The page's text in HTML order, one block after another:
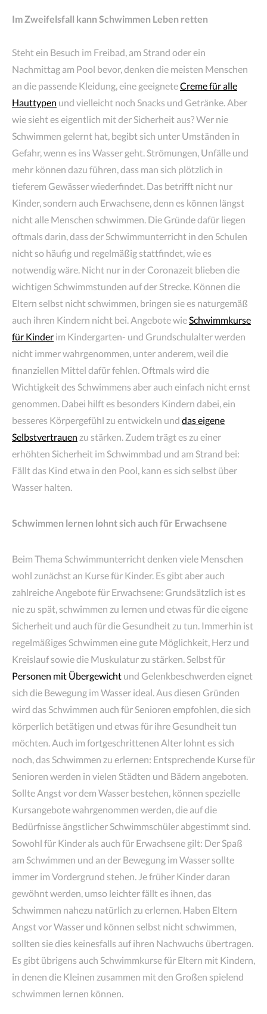
Im Zweifelsfall kann Schwimmen Leben retten
Steht ein Besuch im Freibad, am Strand oder ein
Nachmittag am Pool bevor, denken die meisten Menschen
an die passende Kleidung, eine geeigneteCreme für alle
Hauttypen und vielleicht noch Snacks und Getränke. Aber
wie sieht es eigentlich mit der Sicherheit aus? Wer nie
Schwimmen gelernt hat, begibt sich unter Umständen in
Gefahr, wenn es ins Wasser geht. Strömungen, Unfälle und
mehr können dazu führen, dass man sich plötzlich in
tieferem Gewässer wiederfindet. Das betrifft nicht nur
Kinder, sondern auch Erwachsene, denn es können längst
nicht alle Menschen schwimmen. Die Gründe dafür liegen
oftmals darin, dass der Schwimmunterricht in den Schulen
nicht so häufig und regelmäßig stattfindet, wie es
notwendig wäre. Nicht nur in der Coronazeit blieben die
wichtigen Schwimmstunden auf der Strecke. Können die
Eltern selbst nicht schwimmen, bringen sie es naturgemäß
auch ihren Kindern nicht bei. Angebote wieSchwimmkurse
für Kinder im Kindergarten- und Grundschulalter werden
nicht immer wahrgenommen, unter anderem, weil die
finanziellen Mittel dafür fehlen. Oftmals wird die
Wichtigkeit des Schwimmens aber auch einfach nicht ernst
genommen. Dabei hilft es besonders Kindern dabei, ein
besseres Körpergefühl zu entwickeln und das eigene
Selbstvertrauen zu stärken. Zudem trägt es zu einer
erhöhten Sicherheit im Schwimmbad und am Strand bei:
Fällt das Kind etwa in den Pool, kann es sich selbst über
Wasser halten.
Schwimmen lernen lohnt sich auch für Erwachsene
Beim Thema Schwimmunterricht denken viele Menschen
wohl zunächst an Kurse für Kinder. Es gibt aber auch
zahlreiche Angebote für Erwachsene: Grundsätzlich ist es
nie zu spät, schwimmen zu lernen und etwas für die eigene
Sicherheit und auch für die Gesundheit zu tun. Immerhin ist
regelmäßiges Schwimmen eine gute Möglichkeit, Herz und
Kreislauf sowie die Muskulatur zu stärken. Selbst für
Personen mit Übergewicht und Gelenkbeschwerden eignet
sich die Bewegung im Wasser ideal. Aus diesen Gründen
wird das Schwimmen auch für Senioren empfohlen, die sich
körperlich betätigen und etwas für ihre Gesundheit tun
möchten. Auch im fortgeschrittenen Alter lohnt es sich
noch, das Schwimmen zu erlernen: Entsprechende Kurse für
Senioren werden in vielen Städten und Bädern angeboten.
Sollte Angst vor dem Wasser bestehen, können spezielle
Kursangebote wahrgenommen werden, die auf die
Bedürfnisse ängstlicher Schwimmschüler abgestimmt sind.
Sowohl für Kinder als auch für Erwachsene gilt: Der Spaß
am Schwimmen und an der Bewegung im Wasser sollte
immer im Vordergrund stehen. Je früher Kinder daran
gewöhnt werden, umso leichter fällt es ihnen, das
Schwimmen nahezu natürlich zu erlernen. Haben Eltern
Angst vor Wasser und können selbst nicht schwimmen,
sollten sie dies keinesfalls auf ihren Nachwuchs übertragen.
Es gibt übrigens auch Schwimmkurse für Eltern mit Kindern,
in denen die Kleinen zusammen mit den Großen spielend
schwimmen lernen können.